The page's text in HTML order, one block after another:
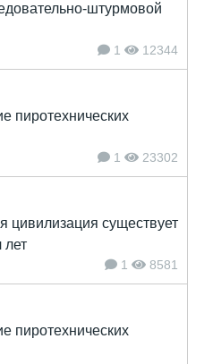
штурмовой
1 12344
пиротехнических
1 23302
цивилизация существует
лет
1 8581
пиротехнических